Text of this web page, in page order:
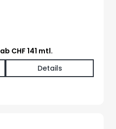
ab CHF 141 mtl.
Details